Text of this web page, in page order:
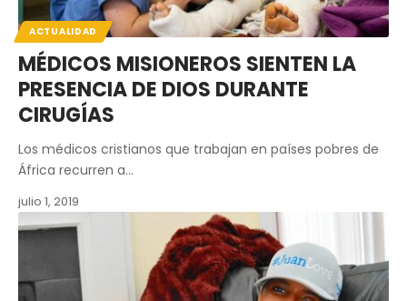
ACTUALIDAD
MÉDICOS MISIONEROS SIENTEN LA
PRESENCIA DE DIOS DURANTE
CIRUGÍAS
Los médicos cristianos que trabajan en países pobres de
África recurren a…
julio 1, 2019